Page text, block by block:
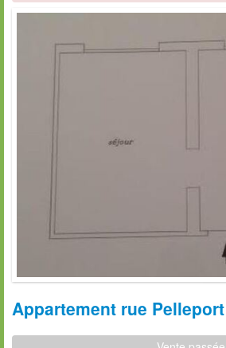
Appartement rue